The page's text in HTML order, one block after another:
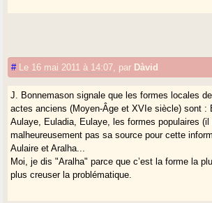
# Le 16 mai 2011 à 14:07 par Dàvid
J. Bonnemason signale que les formes locales
actes anciens (Moyen-Âge et XVIe siècle) sont :
Aulaye, Euladia, Eulaye, les formes populaires (il
malheureusement pas sa source pour cette
Aulaire et Aralha...
Moi, je dis "Aralha" parce que c’est la forme la
plus creuser la problématique.